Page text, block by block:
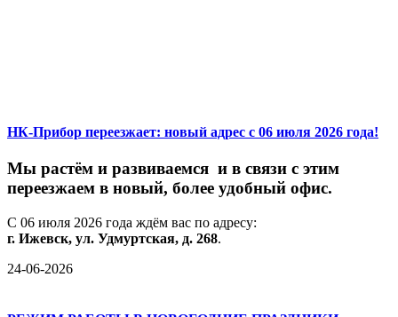
НК-Прибор переезжает: новый адрес с 06 июля 2026 года!
Мы растём и развиваемся и в связи с этим
переезжаем в новый, более удобный офис.
С 06 июля 2026 года ждём вас по адресу:
г. Ижевск, ул. Удмуртская, д. 268.
24-06-2026